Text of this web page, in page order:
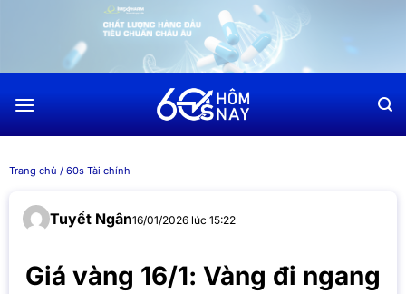
dung
Trang chủ / 60s Tài chính
Tuyết Ngân16/01/2026 lúc 15:22
Giá vàng 16/1: Vàng đi ngang